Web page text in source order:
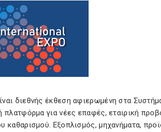
διεθνής έκθεση αφιερωμένη στα
πλατφόρμα για νέες επαφές, εταιρική
καθαρισμού. Εξοπλισμός, μηχανήματα,